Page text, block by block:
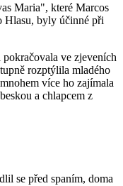
Maria", které Marcos
Hlasu, byly účinné při
ve zjeveních
rozptýlila mladého
více ho zajímala
a chlapcem z
se před spaním, doma